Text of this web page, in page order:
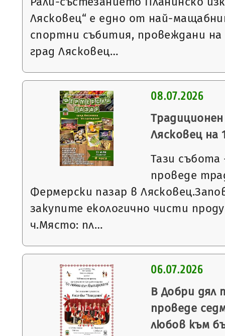
Лясковец“ е едно от най-
спортни събития, провеждани
град Лясковец…
08.07.2026
Лясковец на
Тази събота
проведе
Фермерски пазар в
закупите екологично чисти
ч.Място: пл…
06.07.2026
В Добри дял
проведе
любов към